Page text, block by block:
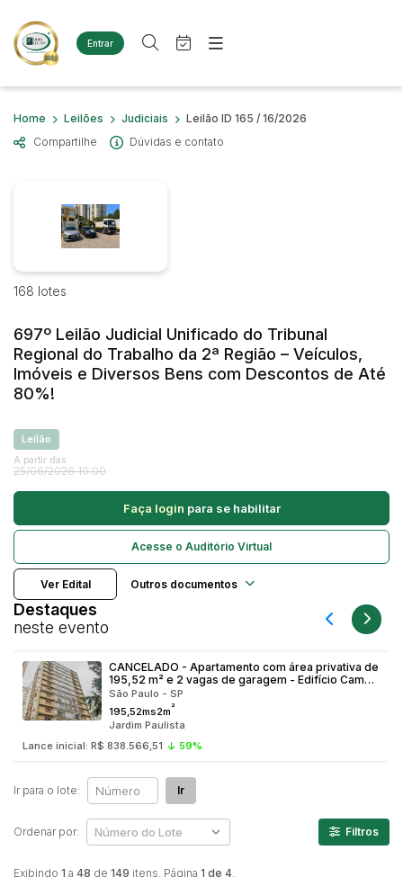
Entrar
Criar conta Entrar
Site
Agenda
Quem Somos
Busca por categoria
Diversos
Imóveis
Materiais/Equipamentos
Sucata Ferrosa
Veículos
Ambulância
Carros
Máquina Varredeira
Pá Carregadeira
Utilitário & furgão
Busca por palavra-chave
Estados
Bairro
Judiciais Extrajudiciais
Faixa de valor
R$
Home
Quem Somos
Home Leilões Judiciais
Leilão ID 165 / 16/2026
Compartilhe
Dúvidas e contato
168 lotes
697º Leilão Judicial Unificado do Tribunal
Regional do Trabalho da 2ª Região – Veículos,
Imóveis e Diversos Bens com Descontos de Até
80%!
Leilão
A partir das
25/06/2026 10:00
Faça login para se habilitar
Acesse o Auditório Virtual
Ver Edital Outros documentos
Destaques
neste evento
CANCELADO - Apartamento com área privativa de
195,52 m² e 2 vagas de garagem - Edifício Campo
Verde, Jardim Paulista, São Paulo/SP
São Paulo - SP
195,52ms2m²
Jardim Paulista
Lance inicial: R$ 838.566,51
59%
Exibindo 1 a 48 de 149 itens. Página 1 de 4
Ir para o lote: Ir
Ordenar por: Filtros